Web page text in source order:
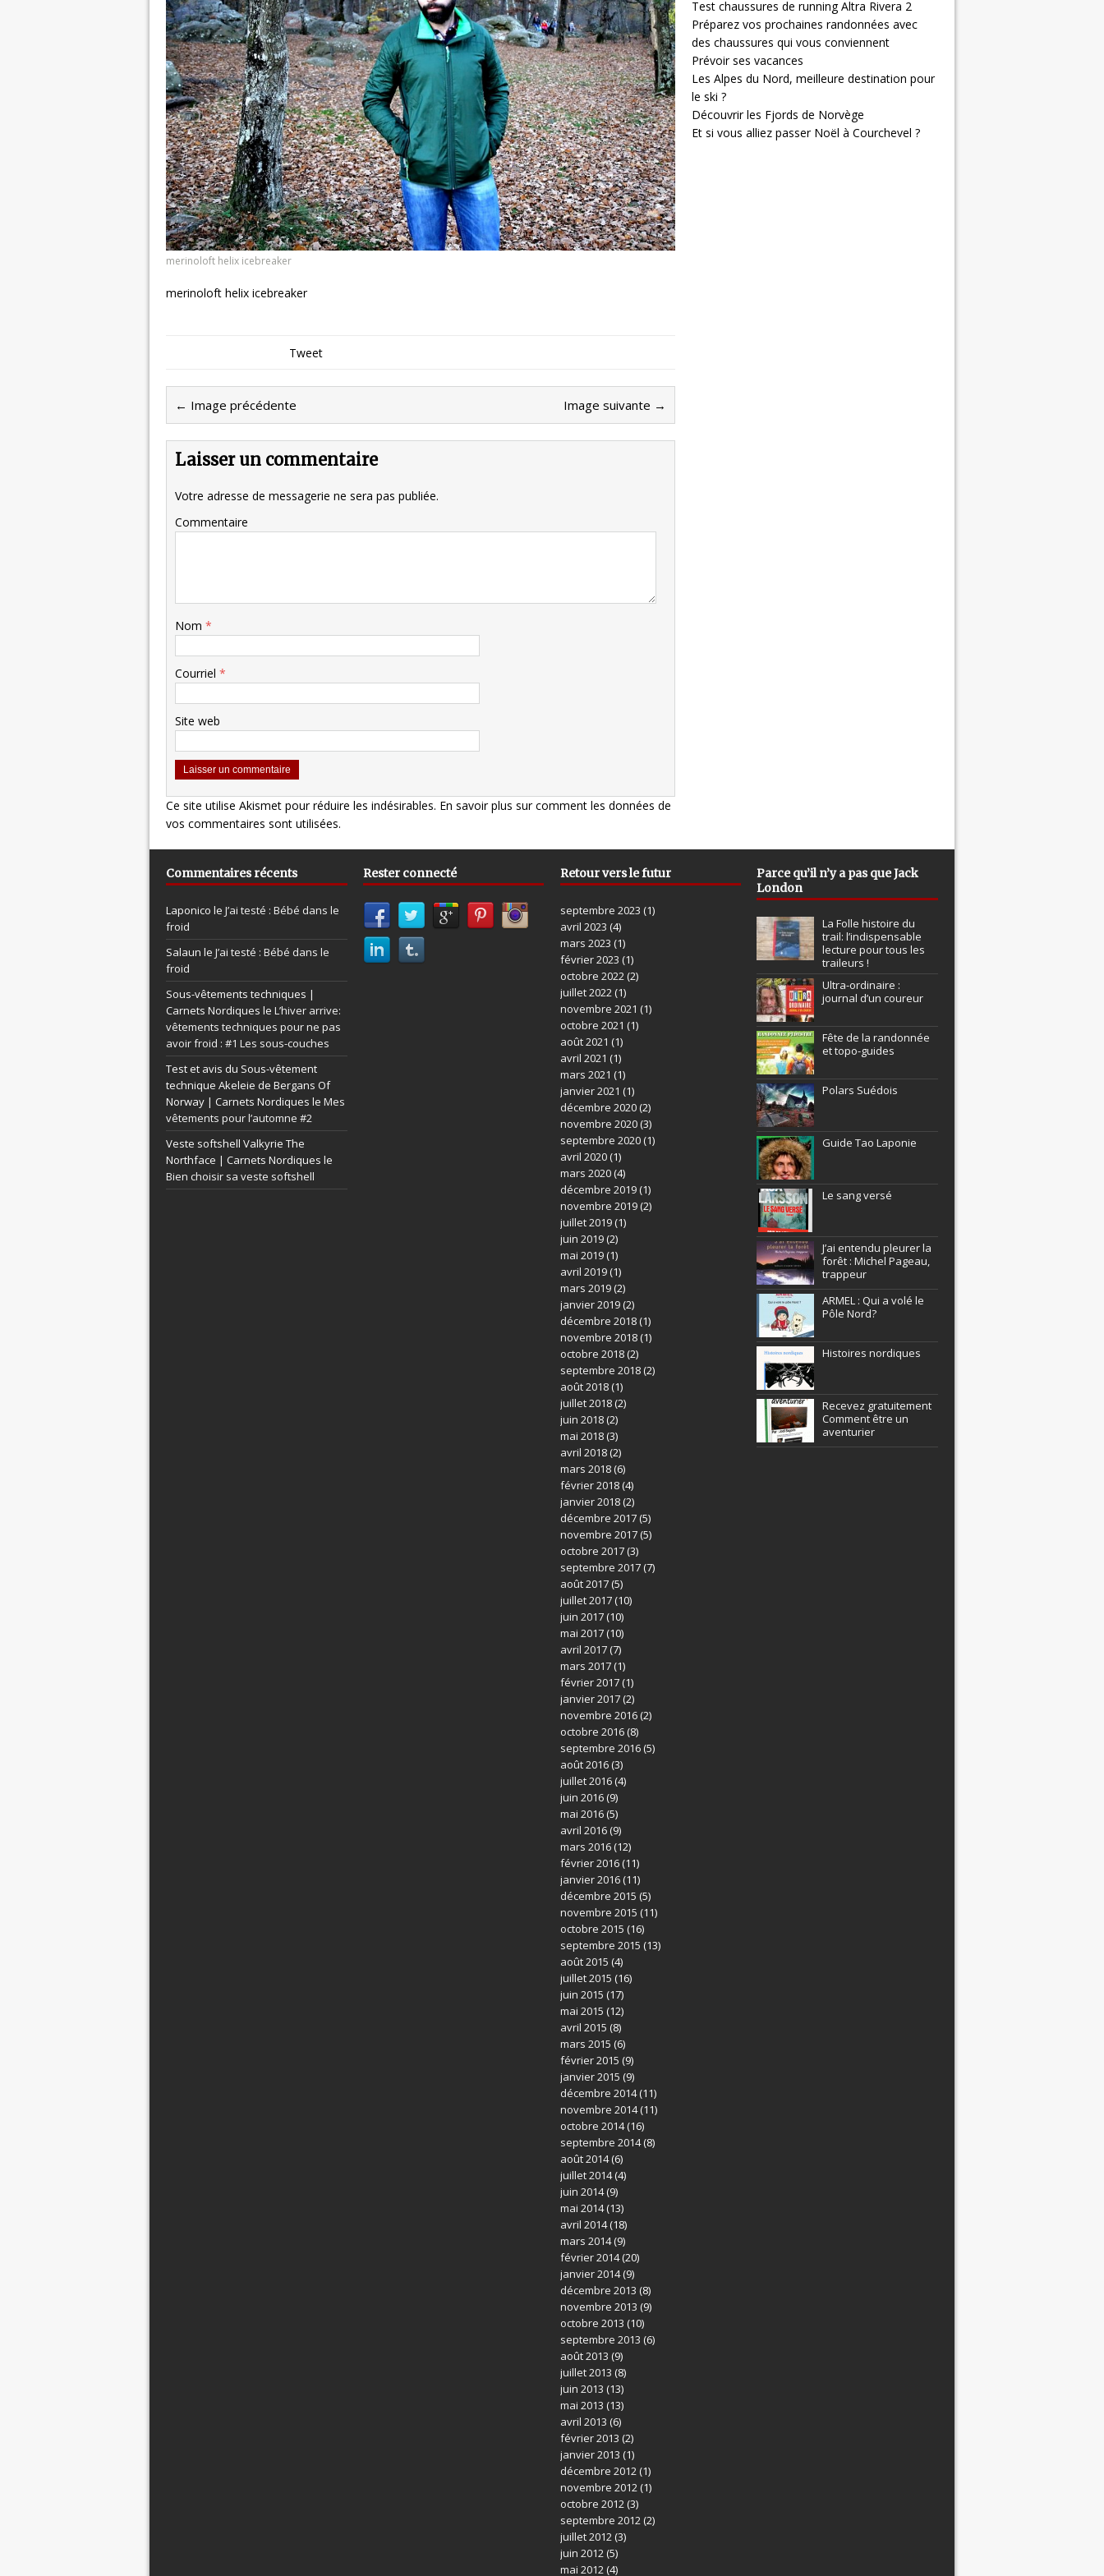
merinoloft helix icebreaker
merinoloft helix icebreaker
Tweet
← Image précédente Image suivante →
Laisser un commentaire
Votre adresse de messagerie ne sera pas publiée.
Commentaire
Nom *
Courriel *
Site web
Ce site utilise Akismet pour réduire les indésirables. En savoir plus sur comment les données de
vos commentaires sont utilisées.
Test chaussures de running Altra Rivera 2
Préparez vos prochaines randonnées avec
des chaussures qui vous conviennent
Prévoir ses vacances
Les Alpes du Nord, meilleure destination pour
le ski ?
Découvrir les Fjords de Norvège
Et si vous alliez passer Noël à Courchevel ?
Commentaires récents
Laponico le J’ai testé : Bébé dans le
froid
Salaun le J’ai testé : Bébé dans le
froid
Sous-vêtements techniques |
Carnets Nordiques le L’hiver arrive:
vêtements techniques pour ne pas
avoir froid : #1 Les sous-couches
Test et avis du Sous-vêtement
technique Akeleie de Bergans Of
Norway | Carnets Nordiques le Mes
vêtements pour l’automne #2
Veste softshell Valkyrie The
Northface | Carnets Nordiques le
Bien choisir sa veste softshell
Rester connecté Retour vers le futur
septembre 2023 (1)
avril 2023 (4)
mars 2023 (1)
février 2023 (1)
octobre 2022 (2)
juillet 2022 (1)
novembre 2021 (1)
octobre 2021 (1)
août 2021 (1)
avril 2021 (1)
mars 2021 (1)
janvier 2021 (1)
décembre 2020(2)
novembre 2020(3)
septembre 2020(1)
avril 2020(1)
mars 2020(4)
décembre 2019(1)
novembre 2019(2)
juillet 2019(1)
juin 2019(2)
mai 2019(1)
avril 2019(1)
mars 2019(2)
janvier 2019(2)
décembre 2018(1)
novembre 2018(1)
octobre 2018(2)
septembre 2018(2)
août 2018(1)
juillet 2018(2)
juin 2018(2)
mai 2018(3)
avril 2018(2)
mars 2018(6)
février 2018(4)
janvier 2018(2)
décembre 2017(5)
novembre 2017(5)
octobre 2017(3)
septembre 2017(7)
août 2017(5)
juillet 2017(10)
juin 2017(10)
mai 2017(10)
avril 2017(7)
mars 2017(1)
février 2017(1)
janvier 2017(2)
novembre 2016(2)
octobre 2016(8)
septembre 2016(5)
août 2016(3)
juillet 2016(4)
juin 2016(9)
mai 2016(5)
avril 2016(9)
mars 2016(12)
février 2016(11)
janvier 2016(11)
décembre 2015 (5)
novembre 2015 (11)
octobre 2015 (16)
septembre 2015 (13)
août 2015 (4)
juillet 2015 (16)
juin 2015 (17)
mai 2015 (12)
avril 2015 (8)
mars 2015 (6)
février 2015 (9)
janvier 2015 (9)
décembre 2014(11)
novembre 2014(11)
octobre 2014(16)
septembre 2014(8)
août 2014(6)
juillet 2014(4)
juin 2014(9)
mai 2014(13)
avril 2014(18)
mars 2014(9)
février 2014(20)
janvier 2014(9)
décembre 2013 (8)
novembre 2013 (9)
octobre 2013 (10)
septembre 2013 (6)
août 2013 (9)
juillet 2013 (8)
juin 2013 (13)
mai 2013 (13)
avril 2013 (6)
février 2013 (2)
janvier 2013 (1)
décembre 2012 (1)
novembre 2012 (1)
octobre 2012 (3)
septembre 2012 (2)
juillet 2012 (3)
juin 2012 (5)
mai 2012 (4)
Parce qu’il n’y a pas que Jack
London
La Folle histoire du
trail: l’indispensable
lecture pour tous les
traileurs !
Ultra-ordinaire :
journal d’un coureur
Fête de la randonnée
et topo-guides
Polars Suédois
Guide Tao Laponie
Le sang versé
J’ai entendu pleurer la
forêt : Michel Pageau,
trappeur
ARMEL : Qui a volé le
Pôle Nord?
Histoires nordiques
Recevez gratuitement
Comment être un
aventurier